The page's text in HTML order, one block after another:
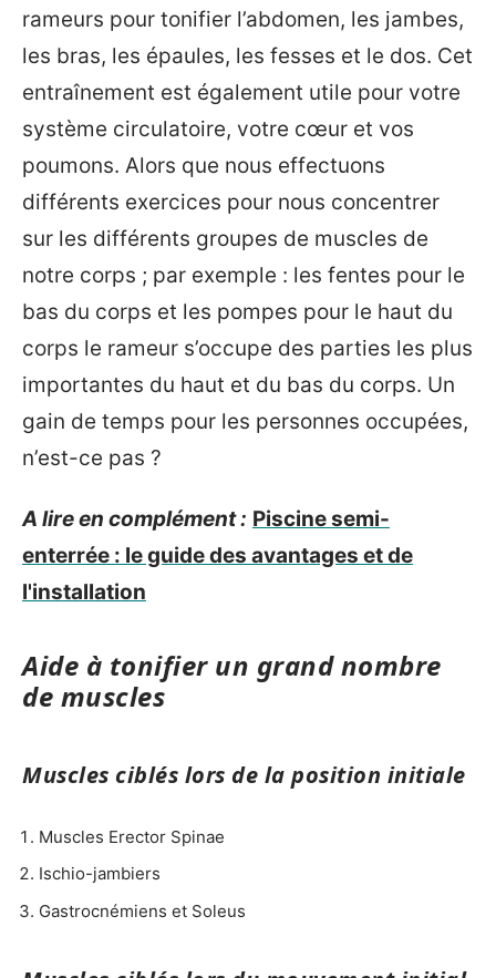
rameurs pour tonifier l’abdomen, les jambes,
les bras, les épaules, les fesses et le dos. Cet
entraînement est également utile pour votre
système circulatoire, votre cœur et vos
poumons. Alors que nous effectuons
différents exercices pour nous concentrer
sur les différents groupes de muscles de
notre corps ; par exemple : les fentes pour le
bas du corps et les pompes pour le haut du
corps le rameur s’occupe des parties les plus
importantes du haut et du bas du corps. Un
gain de temps pour les personnes occupées,
n’est-ce pas ?
A lire en complément : Piscine semi-
enterrée : le guide des avantages et de
l'installation
Aide à tonifier un grand nombre
de muscles
Muscles ciblés lors de la position initiale
Muscles Erector Spinae
Ischio-jambiers
Gastrocnémiens et Soleus